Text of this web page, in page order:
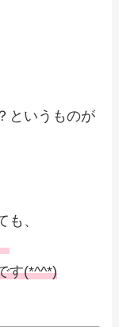
というものが
、
す(*^^*)